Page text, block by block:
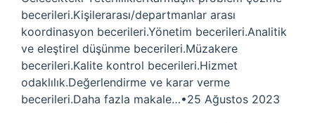
becerileri.Kişilerarası/departmanlar arası
koordinasyon becerileri.Yönetim becerileri.Analitik
ve eleştirel düşünme becerileri.Müzakere
becerileri.Kalite kontrol becerileri.Hizmet
odaklılık.Değerlendirme ve karar verme
becerileri.Daha fazla makale…•25 Ağustos 2023